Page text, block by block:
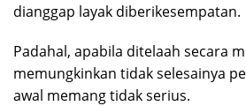
dianggap layak diberikesempatan.
Padahal, apabila ditelaah secara
memungkinkan tidak selesainya
awal memang tidak serius.